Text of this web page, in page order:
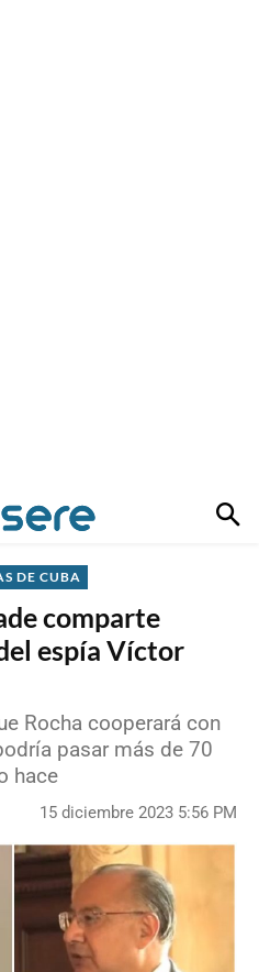
DE CUBA
comparte
espía Víctor
Rocha cooperará con
pasar más de 70
hace
15 diciembre 2023 5:56 PM